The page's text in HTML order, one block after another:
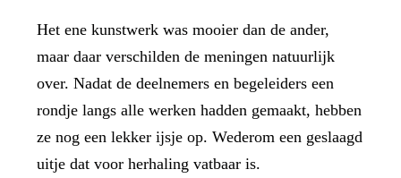
Het ene kunstwerk was mooier dan de ander,
maar daar verschilden de meningen natuurlijk
over. Nadat de deelnemers en begeleiders een
rondje langs alle werken hadden gemaakt, hebben
ze nog een lekker ijsje op. Wederom een geslaagd
uitje dat voor herhaling vatbaar is.